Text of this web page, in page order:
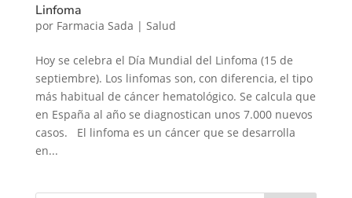
Linfoma
por Farmacia Sada | Salud
Hoy se celebra el Día Mundial del Linfoma (15 de
septiembre). Los linfomas son, con diferencia, el tipo
más habitual de cáncer hematológico. Se calcula que
en España al año se diagnostican unos 7.000 nuevos
casos. El linfoma es un cáncer que se desarrolla
en...